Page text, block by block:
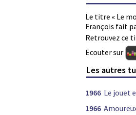
Le titre « Le
François fait
Retrouvez ce
Ecouter sur
Les autres
1966 Le jouet
1966